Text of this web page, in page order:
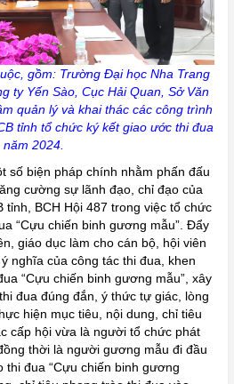
gồm: Trường Đại học Nha Trang
ty Yến Sào, Cục Hải Quan, Sở Văn
quản lý và khai thác các công trình
tỉnh tổ chức ký kết giao ước thi đua
năm 2024.
số biện pháp chính nhằm phấn đấu
cường sự lãnh đạo, chỉ đạo của
tỉnh, BCH Hội 487 trong việc tổ chức
“Cựu chiến binh gương mẫu”. Đẩy
giáo dục làm cho cán bộ, hội viên
nghĩa của công tác thi đua, khen
“Cựu chiến binh gương mẫu”, xây
đua đúng đắn, ý thức tự giác, lòng
hiện mục tiêu, nội dung, chỉ tiêu
cấp hội vừa là người tổ chức phát
thời là người gương mẫu đi đầu
đua “Cựu chiến binh gương